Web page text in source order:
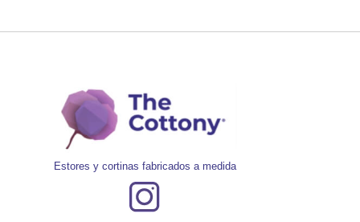
Estores y cortinas fabricados a medida